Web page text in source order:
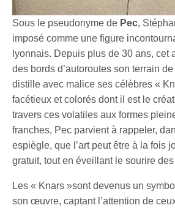
Sous le pseudonyme de Pec,
imposé comme une figure
lyonnais. Depuis plus de 30 ans, cet
des bords d’autoroutes son terrain
distille avec malice ses célèbres «
facétieux et colorés dont il est le
travers ces volatiles aux formes
franches, Pec parvient à rappeler,
espiègle, que l’art peut être à la fois
gratuit, tout en éveillant le sourire
Les « Knars »sont devenus un
son œuvre, captant l’attention de